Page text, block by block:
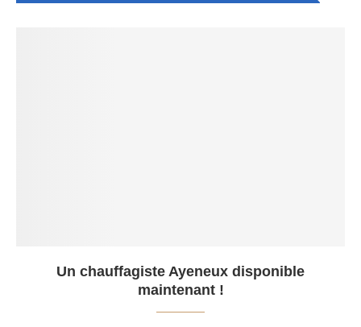
Un chauffagiste Ayeneux disponible
maintenant !